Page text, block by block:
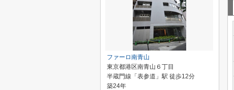
ファーロ南青山
東京都港区南青山６丁目
半蔵門線「表参道」駅 徒歩12分
築24年